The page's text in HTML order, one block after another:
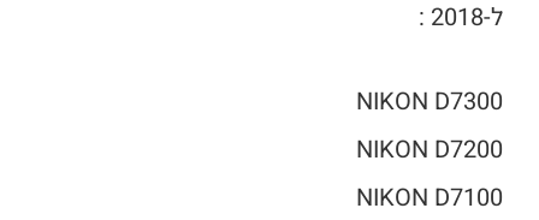
ל-2018 :
NIKON D7300
NIKON D7200
NIKON D7100